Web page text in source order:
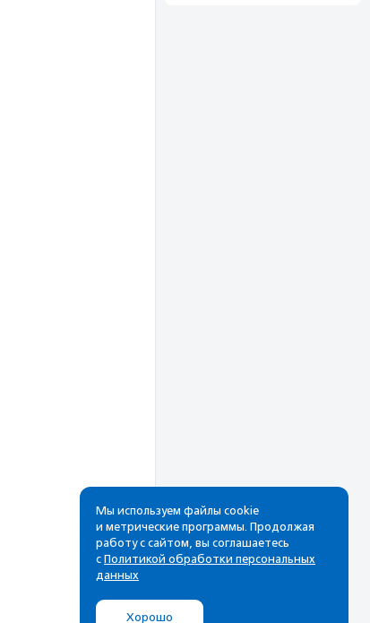
Рассылка
Cамые свежие новости,
Мы используем файлы cookie
и метрические программы. Продолжая
работу с сайтом, вы соглашаетесь
с Политикой обработки персональных
данных
Хорошо